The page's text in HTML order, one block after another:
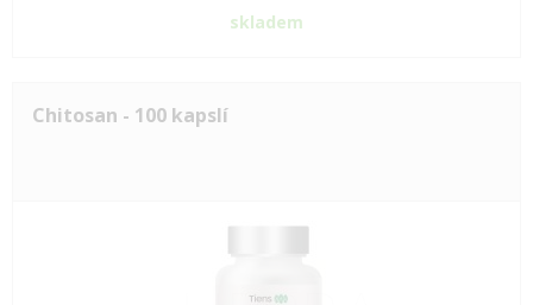
skladem
Chitosan - 100 kapslí